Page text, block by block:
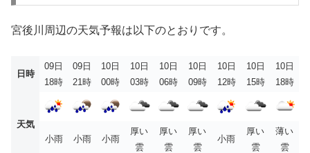
宮後川周辺の天気予報は以下のとおりです。
日時
09日
18時
09日
21時
10日
00時
10日
03時
10日
06時
10日
09時
10日
12時
10日
15時
10日
18時
天気
小雨
小雨 小雨
厚い
雲
厚い
雲
厚い
雲
小雨
厚い
雲
薄い
雲